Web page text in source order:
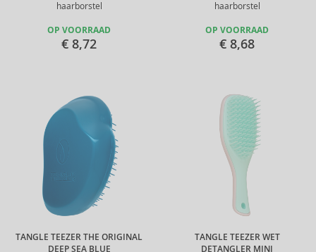
haarborstel
OP VOORRAAD
€ 8,72
haarborstel
OP VOORRAAD
€ 8,68
TANGLE TEEZER THE ORIGINAL
DEEP SEA BLUE
TANGLE TEEZER WET
DETANGLER MINI